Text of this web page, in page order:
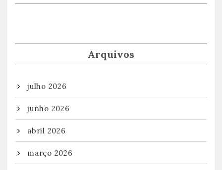
Arquivos
julho 2026
junho 2026
abril 2026
março 2026